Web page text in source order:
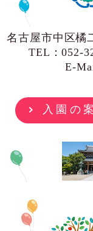
名古屋市中区橘
TEL：052-
E-
入園の